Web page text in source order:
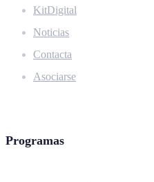
KitDigital
Noticias
Contacta
Asociarse
Programas